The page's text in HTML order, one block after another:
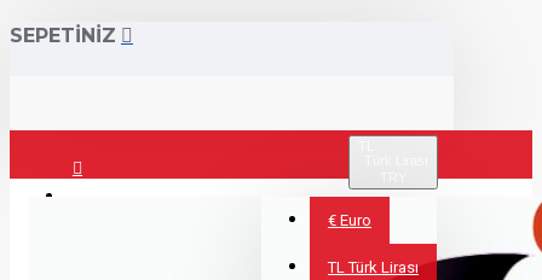
SEPETİNİZ
€ Euro
TL Türk Lirası